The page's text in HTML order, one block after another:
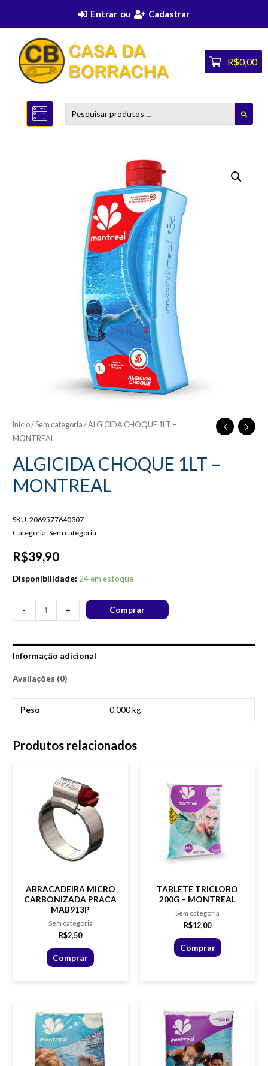
Entrar ou Cadastrar
R$0,00
Início/Sem categoria / ALGICIDA CHOQUE 1LT –
MONTREAL
ALGICIDA CHOQUE 1LT –
MONTREAL
SKU:2069577640307
Categoria:Sem categoria
R$39,90
Disponibilidade: 24 em estoque
- + Comprar
Informação adicional
Avaliações (0)
Peso 0.000 kg
Produtos relacionados
ABRACADEIRA MICRO
CARBONIZADA PRACA
MAB913P
Sem categoria
R$2,50
Comprar
TABLETE TRICLORO
200G – MONTREAL
Sem categoria
R$12,00
Comprar